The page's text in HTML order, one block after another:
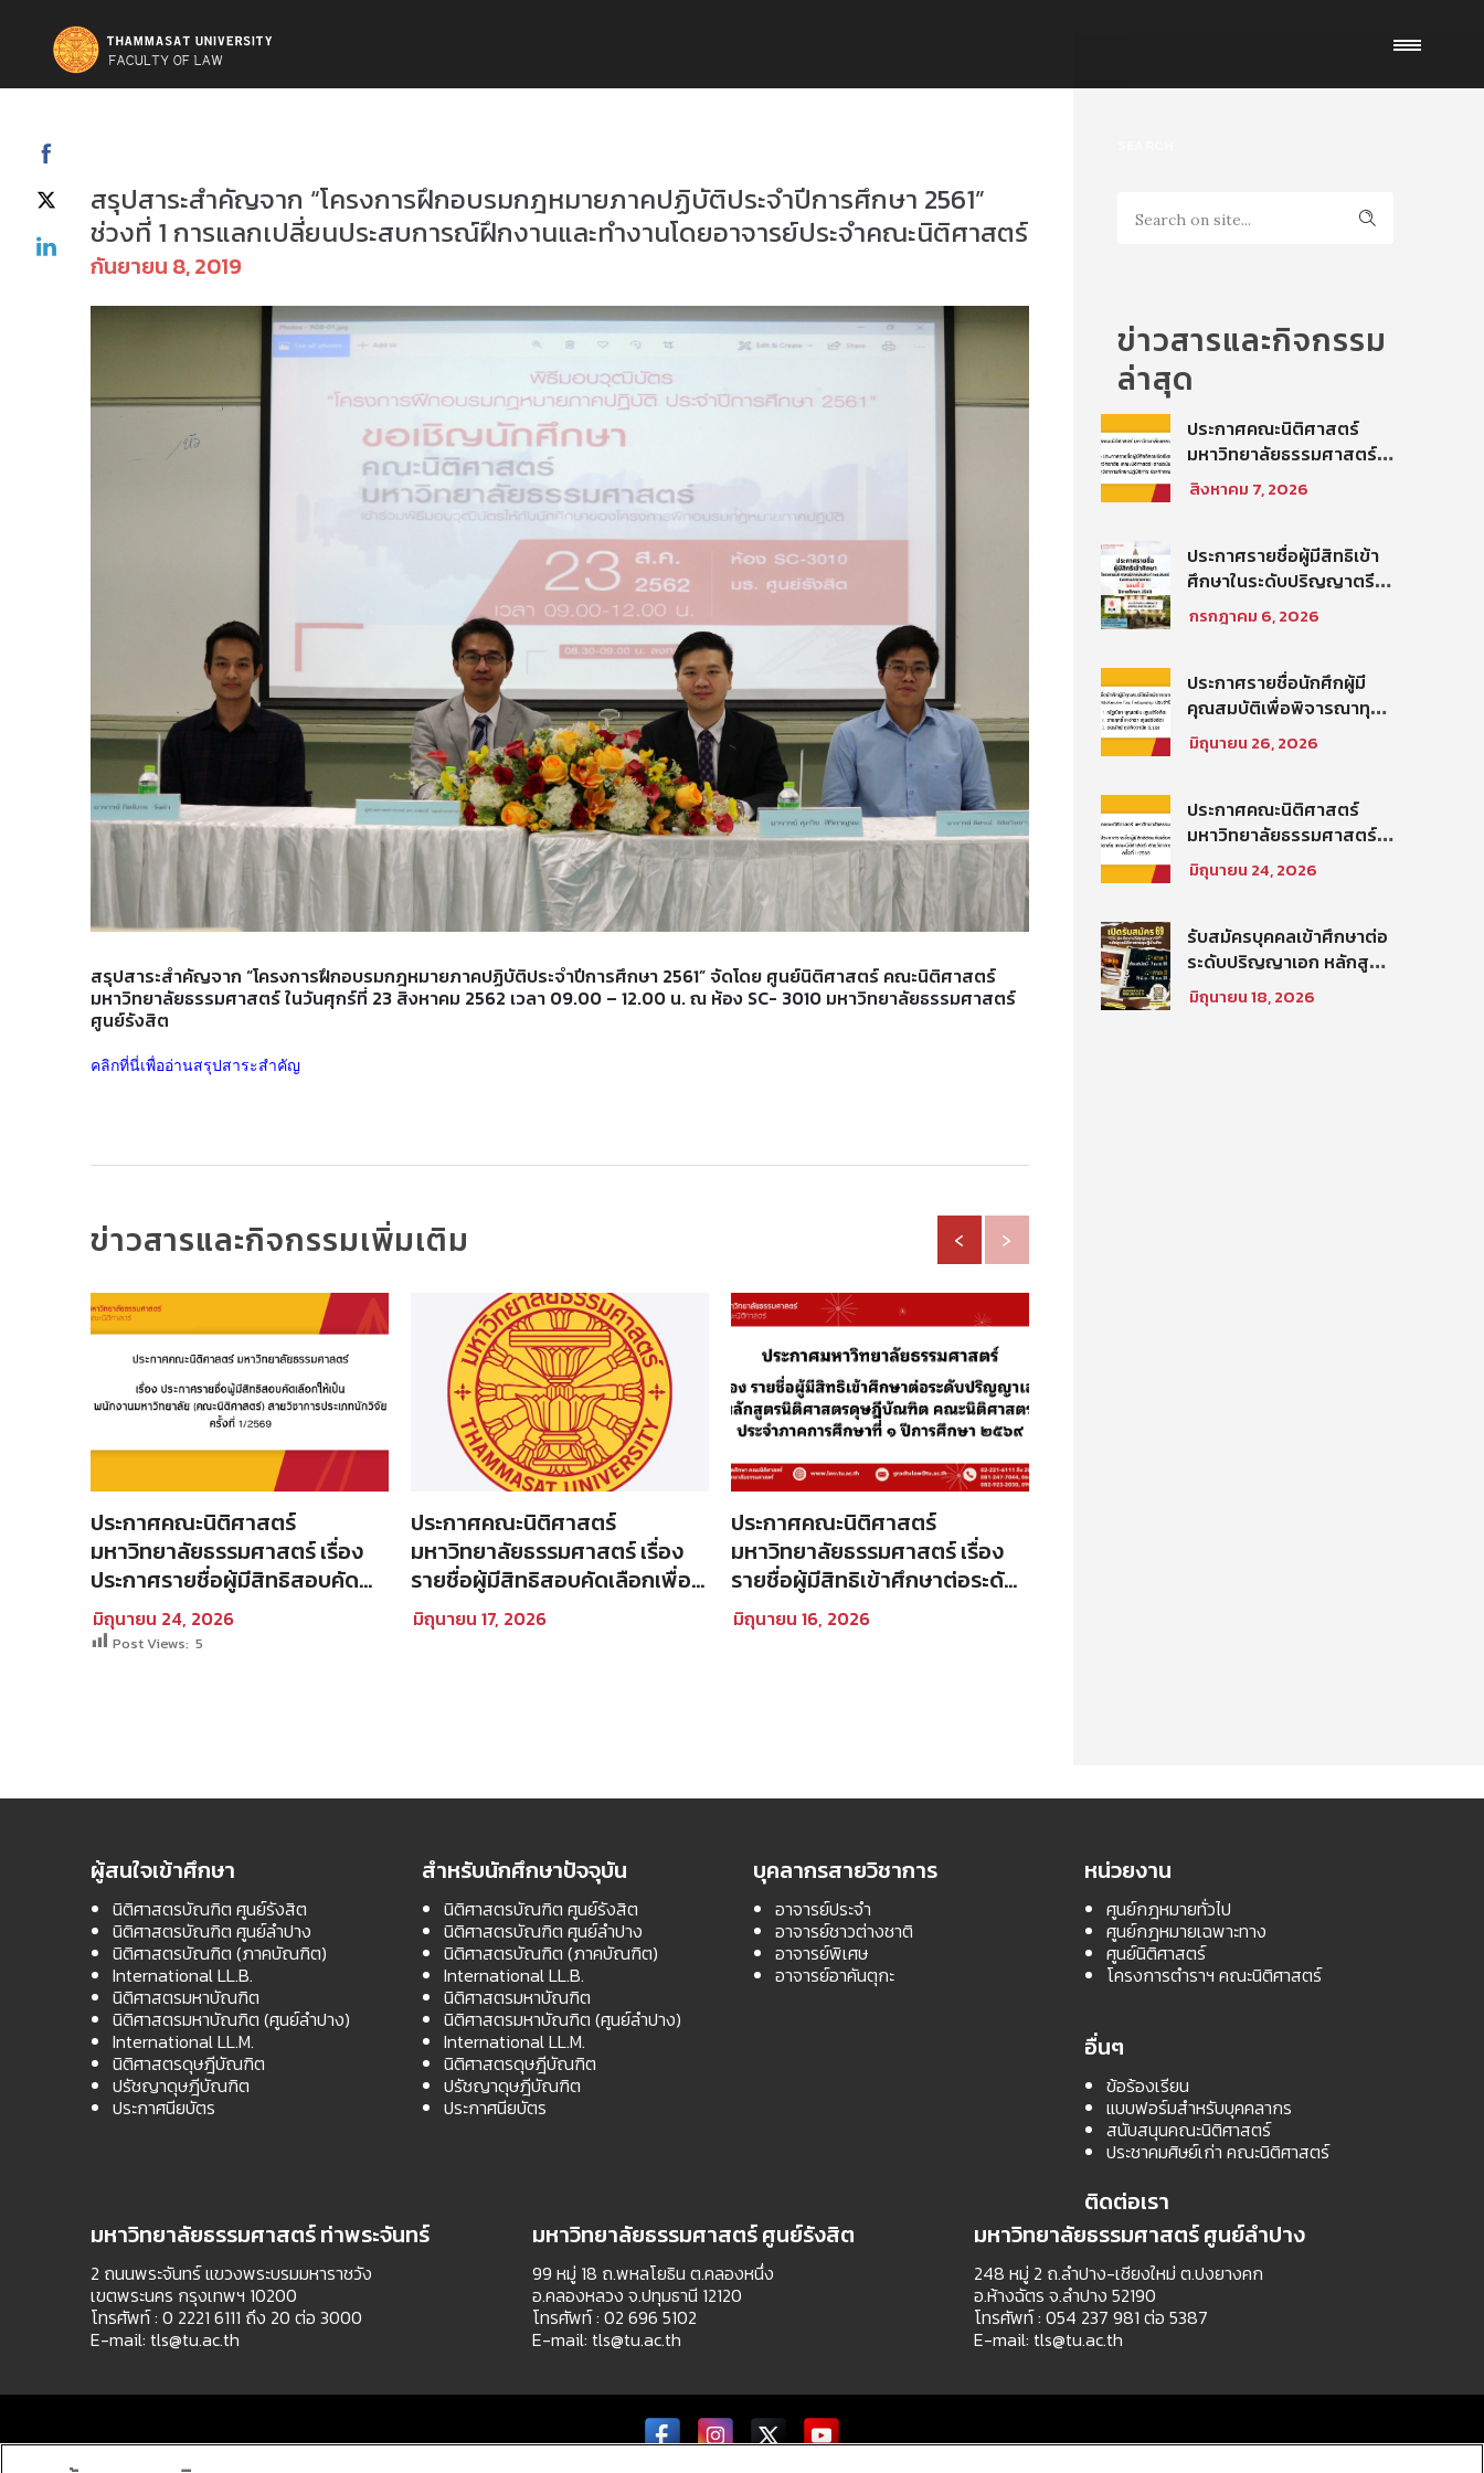
สรุปสาระสำคัญจาก “โครงการฝึกอบรมกฎหมายภาคปฏิบัติประจำปีการศึกษา 2561”
ช่วงที่ 1 การแลกเปลี่ยนประสบการณ์ฝึกงานและทำงานโดยอาจารย์ประจำคณะนิติศาสตร์
กันยายน 8, 2019
สรุปสาระสำคัญจาก “โครงการฝึกอบรมกฎหมายภาคปฏิบัติประจำปีการศึกษา 2561” จัดโดย ศูนย์นิติศาสตร์ คณะนิติศาสตร์
มหาวิทยาลัยธรรมศาสตร์ ในวันศุกร์ที่ 23 สิงหาคม 2562 เวลา 09.00 – 12.00 น. ณ ห้อง SC- 3010 มหาวิทยาลัยธรรมศาสตร์
ศูนย์รังสิต
คลิกที่นี่เพื่ออ่านสรุปสาระสำคัญ
ข่าวสารและกิจกรรมเพิ่มเติม
ประกาศคณะนิติศาสตร์
มหาวิทยาลัยธรรมศาสตร์ เรื่อง
ประกาศรายชื่อผู้มีสิทธิสอบคัด
เลือกให้เป็นพนักงานมหาวิทยาลัย
(คณะนิติศาสตร์) สายวิชาการ
มิถุนายน 24, 2026
ประกาศคณะนิติศาสตร์
มหาวิทยาลัยธรรมศาสตร์ เรื่อง
รายชื่อผู้มีสิทธิสอบคัดเลือกเพื่อ
เข้าศึกษาในโครงการนิติศาสตร์
ภาคบัณฑิต ท่าพระจันทร์ คณะ
มิถุนายน 17, 2026
ประกาศคณะนิติศาสตร์
มหาวิทยาลัยธรรมศาสตร์ เรื่อง
รายชื่อผู้มีสิทธิเข้าศึกษาต่อระดับ
ปริญญาเอก หลักสูตรนิติศาสตร
ดุษฎีบัณฑิต คณะนิติศาสตร์
มิถุนายน 16, 2026
‹ ›
Post Views: 5
ข่าวสารและกิจกรรม
ล่าสุด
ประกาศคณะนิติศาสตร์
มหาวิทยาลัยธรรมศาสตร์
เรื่อง ประกาศรายชื่อผู้มี
สิทธิสอบข้อเขียนเป็น
นิติศาสตร์) สายสนับสนุน
วิชาการ ตำแหน่ง นัก
วิชาการศึกษาปฏิบัติการ
ประจำคณะนิติศาสตร์
สิงหาคม 7, 2026
ประกาศรายชื่อผู้มีสิทธิเข้า
ศึกษาในระดับปริญญาตรี
โครงการนิติศาสตร์ภาค
บัณฑิต ท่าพระจันทร์ คณะ
ธรรมศาสตร์ ปีการศึกษา
2569 รอบที่ 2
กรกฎาคม 6, 2026
ประกาศรายชื่อนักศึกผู้มี
คุณสมบัติเพื่อพิจารณาทุน
โครงการ Thammasat–
Baker McKenzie Tax
ศึกษา 2569
มิถุนายน 26, 2026
ประกาศคณะนิติศาสตร์
มหาวิทยาลัยธรรมศาสตร์
เรื่อง ประกาศรายชื่อผู้มี
สิทธิสอบคัดเลือกให้เป็น
นิติศาสตร์) สายวิชาการ
ประเภทนักวิจัย ครั้งที่
1/2569
มิถุนายน 24, 2026
รับสมัครบุคคลเข้าศึกษาต่อ
ระดับปริญญาเอก หลักสูตร
นิติศาสตรดุษฎีบัณฑิต คณะ
นิติศาสตร์ มหาวิทยาลัย
มิถุนายน 18, 2026
ผู้สนใจเข้าศึกษา
นิติศาสตรบัณฑิต ศูนย์รังสิต
นิติศาสตรบัณฑิต ศูนย์ลำปาง
นิติศาสตรบัณฑิต (ภาคบัณฑิต)
International LL.B.
นิติศาสตรมหาบัณฑิต
นิติศาสตรมหาบัณฑิต (ศูนย์ลำปาง)
International LL.M.
นิติศาสตรดุษฎีบัณฑิต
ปรัชญาดุษฎีบัณฑิต
ประกาศนียบัตร
สำหรับนักศึกษาปัจจุบัน
นิติศาสตรบัณฑิต ศูนย์รังสิต
นิติศาสตรบัณฑิต ศูนย์ลำปาง
นิติศาสตรบัณฑิต (ภาคบัณฑิต)
International LL.B.
นิติศาสตรมหาบัณฑิต
นิติศาสตรมหาบัณฑิต (ศูนย์ลำปาง)
International LL.M.
นิติศาสตรดุษฎีบัณฑิต
ปรัชญาดุษฎีบัณฑิต
ประกาศนียบัตร
บุคลากรสายวิชาการ
อาจารย์ประจำ
อาจารย์ชาวต่างชาติ
อาจารย์พิเศษ
อาจารย์อาคันตุกะ
หน่วยงาน
ศูนย์กฎหมายทั่วไป
ศูนย์กฎหมายเฉพาะทาง
ศูนย์นิติศาสตร์
โครงการตำราฯ คณะนิติศาสตร์
อื่นๆ
ข้อร้องเรียน
แบบฟอร์มสำหรับบุคคลากร
สนับสนุนคณะนิติศาสตร์
ประชาคมศิษย์เก่า คณะนิติศาสตร์
ติดต่อเรา
มหาวิทยาลัยธรรมศาสตร์ ท่าพระจันทร์
2 ถนนพระจันทร์ แขวงพระบรมมหาราชวัง
เขตพระนคร กรุงเทพฯ 10200
โทรศัพท์ : 0 2221 6111 ถึง 20 ต่อ 3000
E-mail: tls@tu.ac.th
มหาวิทยาลัยธรรมศาสตร์ ศูนย์รังสิต
99 หมู่ 18 ถ.พหลโยธิน ต.คลองหนึ่ง
อ.คลองหลวง จ.ปทุมธานี 12120
โทรศัพท์ : 02 696 5102
E-mail: tls@tu.ac.th
มหาวิทยาลัยธรรมศาสตร์ ศูนย์ลำปาง
248 หมู่ 2 ถ.ลำปาง-เชียงใหม่ ต.ปงยางคก
อ.ห้างฉัตร จ.ลำปาง 52190
โทรศัพท์ : 054 237 981 ต่อ 5387
E-mail: tls@tu.ac.th